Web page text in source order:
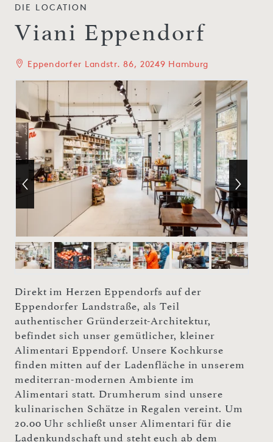
DIE LOCATION
Viani Eppendorf
Eppendorfer Landstr. 86, 20249 Hamburg
Direkt im Herzen Eppendorfs auf der
Eppendorfer Landstraße, als Teil
authentischer Gründerzeit-Architektur,
befindet sich unser gemütlicher, kleiner
Alimentari Eppendorf. Unsere Kochkurse
finden mitten auf der Ladenfläche in unserem
mediterran-modernen Ambiente im
Alimentari statt. Drumherum sind unsere
kulinarischen Schätze in Regalen vereint. Um
20.00 Uhr schließt unser Alimentari für die
Ladenkundschaft und steht euch ab dem